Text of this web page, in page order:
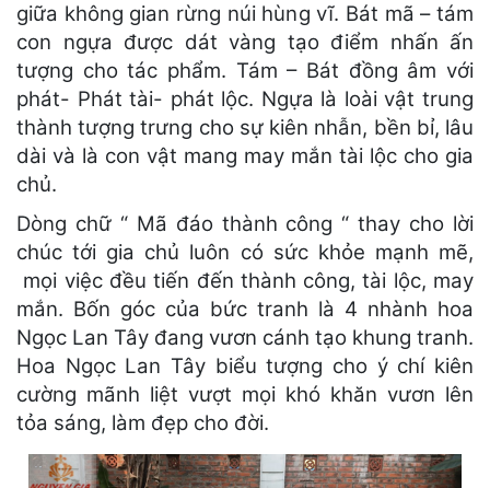
giữa không gian rừng núi hùng vĩ. Bát mã – tám
con ngựa được dát vàng tạo điểm nhấn ấn
tượng cho tác phẩm. Tám – Bát đồng âm với
phát- Phát tài- phát lộc. Ngựa là loài vật trung
thành tượng trưng cho sự kiên nhẫn, bền bỉ, lâu
dài và là con vật mang may mắn tài lộc cho gia
chủ.
Dòng chữ “ Mã đáo thành công “ thay cho lời
chúc tới gia chủ luôn có sức khỏe mạnh mẽ,
mọi việc đều tiến đến thành công, tài lộc, may
mắn. Bốn góc của bức tranh là 4 nhành hoa
Ngọc Lan Tây đang vươn cánh tạo khung tranh.
Hoa Ngọc Lan Tây biểu tượng cho ý chí kiên
cường mãnh liệt vượt mọi khó khăn vươn lên
tỏa sáng, làm đẹp cho đời.